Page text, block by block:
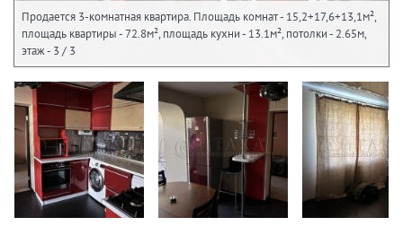
Продается 3-комнатная квартира. Площадь комнат - 15,2+17,6+13,1м²,
площадь квартиры - 72.8м², площадь кухни - 13.1м², потолки - 2.65м,
этаж - 3 / 3